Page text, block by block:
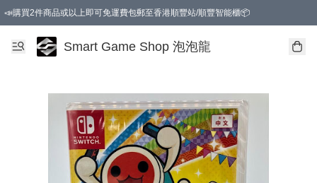
📣購買2件商品或以上即可免運費包郵至香港順豐站/順豐智能櫃📦
Smart Game Shop 泡泡龍